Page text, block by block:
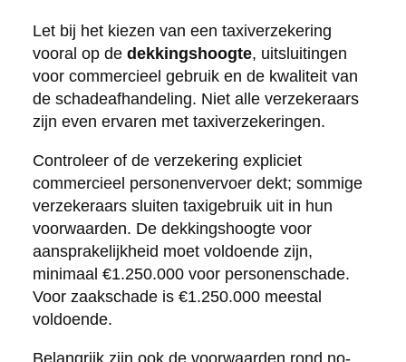
Let bij het kiezen van een taxiverzekering
vooral op de dekkingshoogte, uitsluitingen
voor commercieel gebruik en de kwaliteit van
de schadeafhandeling. Niet alle verzekeraars
zijn even ervaren met taxiverzekeringen.
Controleer of de verzekering expliciet
commercieel personenvervoer dekt; sommige
verzekeraars sluiten taxigebruik uit in hun
voorwaarden. De dekkingshoogte voor
aansprakelijkheid moet voldoende zijn,
minimaal €1.250.000 voor personenschade.
Voor zaakschade is €1.250.000 meestal
voldoende.
Belangrijk zijn ook de voorwaarden rond no-